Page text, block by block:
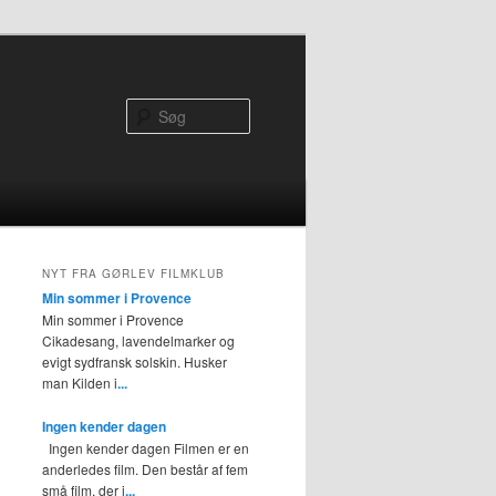
NYT FRA GØRLEV FILMKLUB
Min sommer i Provence
Min sommer i Provence
Cikadesang, lavendelmarker og
evigt sydfransk solskin. Husker
man Kilden i...
Ingen kender dagen
Ingen kender dagen Filmen er en
anderledes film. Den består af fem
små film, der i...